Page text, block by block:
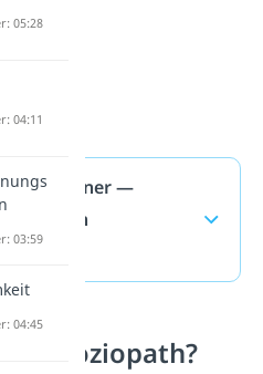
Lügner —
Fragen
ein Soziopath?
05:28
04:11
03:59
04:45